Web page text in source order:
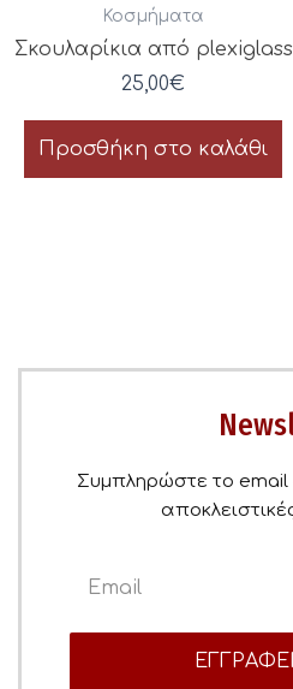
Κοσμήματα
Σκουλαρίκια από plexiglass
25,00€
Προσθήκη στο καλάθι
Συμπληρώστε το